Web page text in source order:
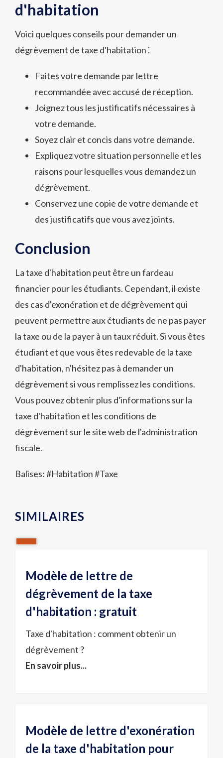
d'habitation
Voici quelques conseils pour demander un
dégrèvement de taxe d'habitation ⁚
Faites votre demande par lettre
recommandée avec accusé de réception.
Joignez tous les justificatifs nécessaires à
votre demande.
Soyez clair et concis dans votre demande.
Expliquez votre situation personnelle et les
raisons pour lesquelles vous demandez un
dégrèvement.
Conservez une copie de votre demande et
des justificatifs que vous avez joints.
Conclusion
La taxe d'habitation peut être un fardeau
financier pour les étudiants. Cependant, il existe
des cas d'exonération et de dégrèvement qui
peuvent permettre aux étudiants de ne pas payer
la taxe ou de la payer à un taux réduit. Si vous êtes
étudiant et que vous êtes redevable de la taxe
d'habitation, n'hésitez pas à demander un
dégrèvement si vous remplissez les conditions.
Vous pouvez obtenir plus d'informations sur la
taxe d'habitation et les conditions de
dégrèvement sur le site web de l'administration
fiscale.
Balises: #Habitation#Taxe
SIMILAIRES
Modèle de lettre de
dégrèvement de la taxe
d'habitation : gratuit
Taxe d'habitation : comment obtenir un
dégrèvement ?
En savoir plus...
Modèle de lettre d'exonération
de la taxe d'habitation pour